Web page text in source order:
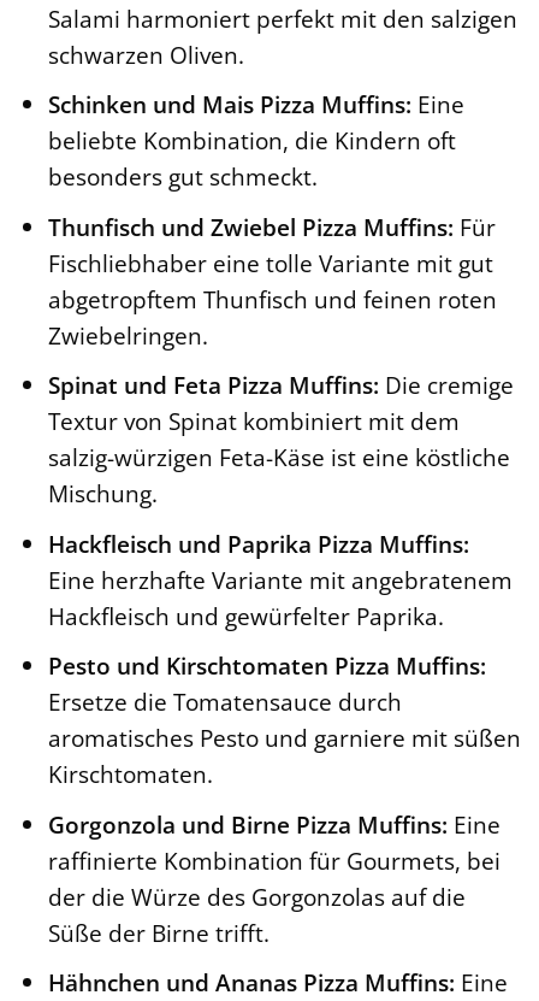
Salami harmoniert perfekt mit den salzigen
schwarzen Oliven.
Schinken und Mais Pizza Muffins: Eine
beliebte Kombination, die Kindern oft
besonders gut schmeckt.
Thunfisch und Zwiebel Pizza Muffins: Für
Fischliebhaber eine tolle Variante mit gut
abgetropftem Thunfisch und feinen roten
Zwiebelringen.
Spinat und Feta Pizza Muffins: Die cremige
Textur von Spinat kombiniert mit dem
salzig-würzigen Feta-Käse ist eine köstliche
Mischung.
Hackfleisch und Paprika Pizza Muffins:
Eine herzhafte Variante mit angebratenem
Hackfleisch und gewürfelter Paprika.
Pesto und Kirschtomaten Pizza Muffins:
Ersetze die Tomatensauce durch
aromatisches Pesto und garniere mit süßen
Kirschtomaten.
Gorgonzola und Birne Pizza Muffins: Eine
raffinierte Kombination für Gourmets, bei
der die Würze des Gorgonzolas auf die
Süße der Birne trifft.
Hähnchen und Ananas Pizza Muffins: Eine